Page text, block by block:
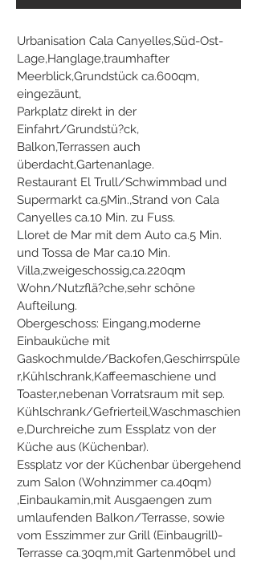
Urbanisation Cala Canyelles,Süd-Ost-
Lage,Hanglage,traumhafter
Meerblick,Grundstück ca.600qm,
eingezäunt,
Parkplatz direkt in der
Einfahrt/Grundstü?ck,
Balkon,Terrassen auch
überdacht,Gartenanlage.
Restaurant El Trull/Schwimmbad und
Supermarkt ca.5Min.,Strand von Cala
Canyelles ca.10 Min. zu Fuss.
Lloret de Mar mit dem Auto ca.5 Min.
und Tossa de Mar ca.10 Min.
Villa,zweigeschossig,ca.220qm
Wohn/Nutzflä?che,sehr schöne
Aufteilung.
Obergeschoss: Eingang,moderne
Einbauküche mit
Gaskochmulde/Backofen,Geschirrspüle
r,Kühlschrank,Kaffeemaschiene und
Toaster,nebenan Vorratsraum mit sep.
Kühlschrank/Gefrierteil,Waschmaschien
e,Durchreiche zum Essplatz von der
Küche aus (Küchenbar).
Essplatz vor der Küchenbar übergehend
zum Salon (Wohnzimmer ca.40qm)
,Einbaukamin,mit Ausgaengen zum
umlaufenden Balkon/Terrasse, sowie
vom Esszimmer zur Grill (Einbaugrill)-
Terrasse ca.30qm,mit Gartenmöbel und